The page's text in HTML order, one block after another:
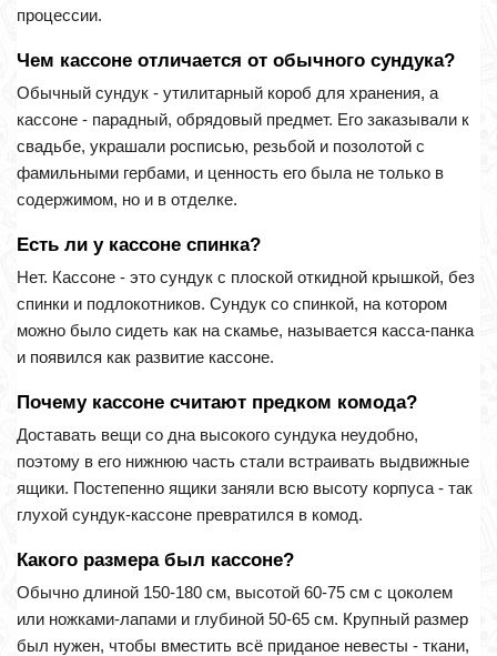
процессии.
Чем кассоне отличается от обычного сундука?
Обычный сундук - утилитарный короб для хранения, а
кассоне - парадный, обрядовый предмет. Его заказывали к
свадьбе, украшали росписью, резьбой и позолотой с
фамильными гербами, и ценность его была не только в
содержимом, но и в отделке.
Есть ли у кассоне спинка?
Нет. Кассоне - это сундук с плоской откидной крышкой, без
спинки и подлокотников. Сундук со спинкой, на котором
можно было сидеть как на скамье, называется касса-панка
и появился как развитие кассоне.
Почему кассоне считают предком комода?
Доставать вещи со дна высокого сундука неудобно,
поэтому в его нижнюю часть стали встраивать выдвижные
ящики. Постепенно ящики заняли всю высоту корпуса - так
глухой сундук-кассоне превратился в комод.
Какого размера был кассоне?
Обычно длиной 150-180 см, высотой 60-75 см с цоколем
или ножками-лапами и глубиной 50-65 см. Крупный размер
был нужен, чтобы вместить всё приданое невесты - ткани,